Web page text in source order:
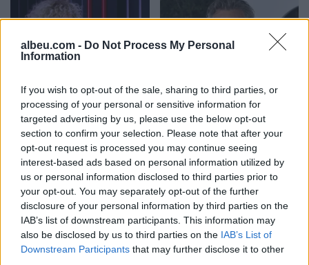
albeu.com - Do Not Process My Personal
Information
If you wish to opt-out of the sale, sharing to third parties, or
processing of your personal or sensitive information for
targeted advertising by us, please use the below opt-out
section to confirm your selection. Please note that after your
opt-out request is processed you may continue seeing
interest-based ads based on personal information utilized by
us or personal information disclosed to third parties prior to
your opt-out. You may separately opt-out of the further
disclosure of your personal information by third parties on the
IAB’s list of downstream participants. This information may
also be disclosed by us to third parties on the IAB’s List of
Downstream Participants that may further disclose it to other
“U ula në krevat dhe po
qaja”/ Fatma Haxhialiu
ndan momentin sfidues të
shtatzënisë
U akuzua për vdekjen e
yllit të “Friends”, mjeku
pranon fajin
Bregu: Bashkëpunimi nuk
Indeksimi i pensioneve/